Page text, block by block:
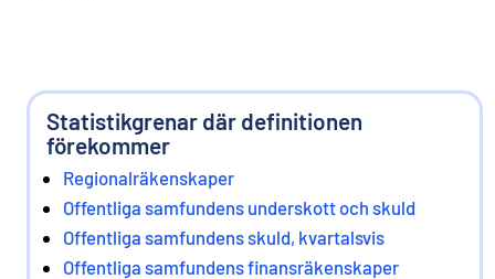
Statistikgrenar där definitionen
förekommer
Regionalräkenskaper
Offentliga samfundens underskott och skuld
Offentliga samfundens skuld, kvartalsvis
Offentliga samfundens finansräkenskaper